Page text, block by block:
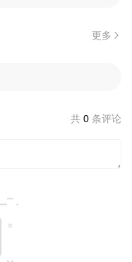
更多
共 0 条评论